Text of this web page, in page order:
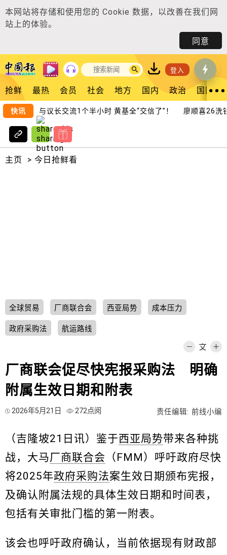
本网站将存储和使用您的 Cookie 数据，以改善在我们网
站上的体验。
同意
登入
抢鲜 最热 会员 社会 地方 国内 政治 国际
快讯
员？ 与议长交流1个半小时 黄基全“交信了”！ 廖顺喜26洗钱
主页 > 今日抢鲜看
全球贸易 厂商联合会 西亚局势 成本压力
政府采购法 航运路线
厂商联会促尽快宪报采购法 明确
附属生效日期和附表
2026年5月21日 272点阅 责任编辑: 前线小编
（吉隆坡21日讯）鉴于西亚局势带来各种挑
战，大马厂商联合会 （FMM）呼吁政府尽快
将2025年政府采购法案生效日期颁布宪报，
及确认附属法规的具体生效日期和时间表，
包括有关审批门槛的第一附表。
该会也呼吁政府确认，当前依据现有财政部